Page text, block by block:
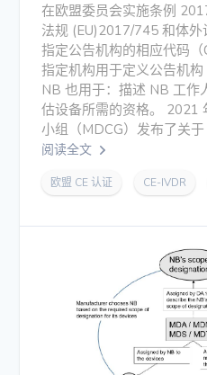
在欧盟委员会实施条例
法规 (EU)2017/745 和体
指定公告机构的相应代码
指定机构用于定义公告机
NB 也用于：描述 NB 工作
估设备所需的资格。 2021
小组（MDCG）发布了关
阅读全文
欧盟 CE 认证 CE-IVDR